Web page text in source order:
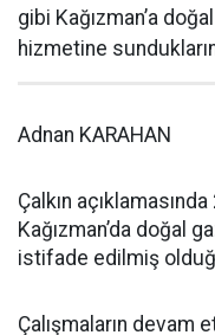
gibi Kağızman’a
hizmetine
Adnan KARAHAN
Çalkın açıklamasında
Kağızman’da doğal
istifade edilmiş
Çalışmaların devam